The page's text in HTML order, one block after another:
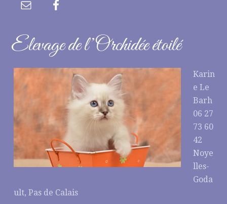
Elevage de l’Orchidée étoilé
Karin
e Le
Barh
06 27
73 60
42
Noye
lles-
Goda
ult, Pas de Calais